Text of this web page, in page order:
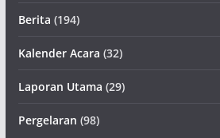
Berita (194)
Kalender Acara (32)
Laporan Utama (29)
Pergelaran (98)